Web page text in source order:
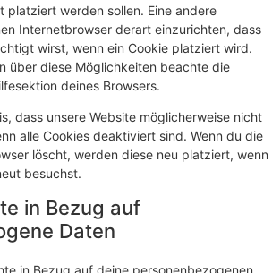
platziert werden sollen. Eine andere
Internetbrowser derart einzurichten, dass
wirst, wenn ein Cookie platziert wird.
über diese Möglichkeiten beachte die
deines Browsers.
dass unsere Website möglicherweise nicht
alle Cookies deaktiviert sind. Wenn du die
löscht, werden diese neu platziert, wenn
besuchst.
in Bezug auf
Daten
in Bezug auf deine personenbezogenen